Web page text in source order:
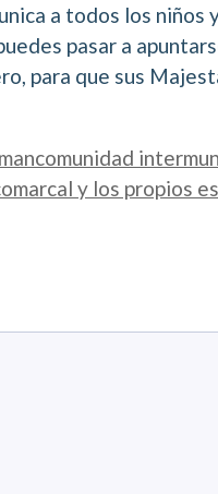
a todos los niños
pasar a
para que sus
y los propios